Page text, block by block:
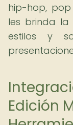
hip-hop,
les brinda la
estilos y
Edición